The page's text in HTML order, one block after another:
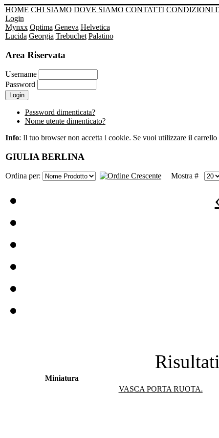
HOME CHI SIAMO DOVE SIAMO CONTATTI CONDIZIONI
Login
Mynxx Optima Geneva Helvetica
Lucida Georgia Trebuchet Palatino
Area Riservata
Username
Password
Password dimenticata?
Nome utente dimenticato?
Info: Il tuo browser non accetta i cookie. Se vuoi utilizzare il
GIULIA BERLINA
Ordina per: Mostra #
Miniatura
VASCA PORTA RUOTA.